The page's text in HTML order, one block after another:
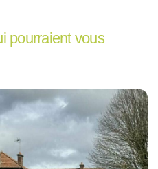
pourraient vous